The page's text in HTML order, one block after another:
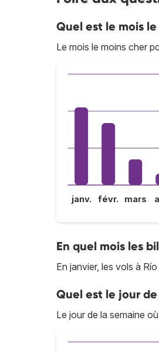
Quel est le mois
Le mois le moins cher
janv. févr. mars
En quel mois les
En janvier, les vols à
Quel est le jour
Le jour de la semaine